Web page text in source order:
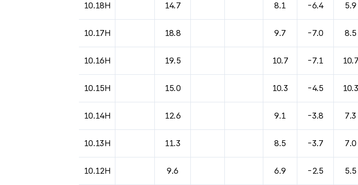
10.18H 14.7 8.1 -6.4 5.9
10.17H 18.8 9.7 -7.0 8.5
10.16H 19.5 10.7 -7.1 10.7
10.15H 15.0 10.3 -4.5 10.3
10.14H 12.6 9.1 -3.8 7.3
10.13H 11.3 8.5 -3.7 7.0
10.12H 9.6 6.9 -2.5 5.5